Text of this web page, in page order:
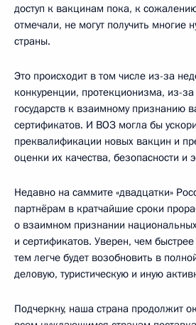
доступ к вакцинам пока, к
отмечали, не могут получить многие
страны.
Это происходит в том числе из-за
конкуренции, протекционизма, из-за
государств к взаимному признанию
сертификатов. И ВОЗ могла бы
преквалификации новых вакцин и
оценки их качества, безопасности и
Недавно на саммите «двадцатки»
партнёрам в кратчайшие сроки
о взаимном признании
и сертификатов. Уверен, чем быстрее
тем легче будет возобновить в
деловую, туристическую и иную
Подчеркну, наша страна продолжит